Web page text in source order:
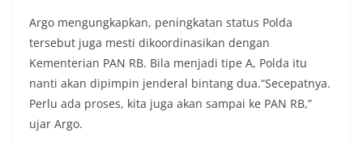
Argo mengungkapkan, peningkatan status Polda
tersebut juga mesti dikoordinasikan dengan
Kementerian PAN RB. Bila menjadi tipe A, Polda itu
nanti akan dipimpin jenderal bintang dua.“Secepatnya.
Perlu ada proses, kita juga akan sampai ke PAN RB,”
ujar Argo.